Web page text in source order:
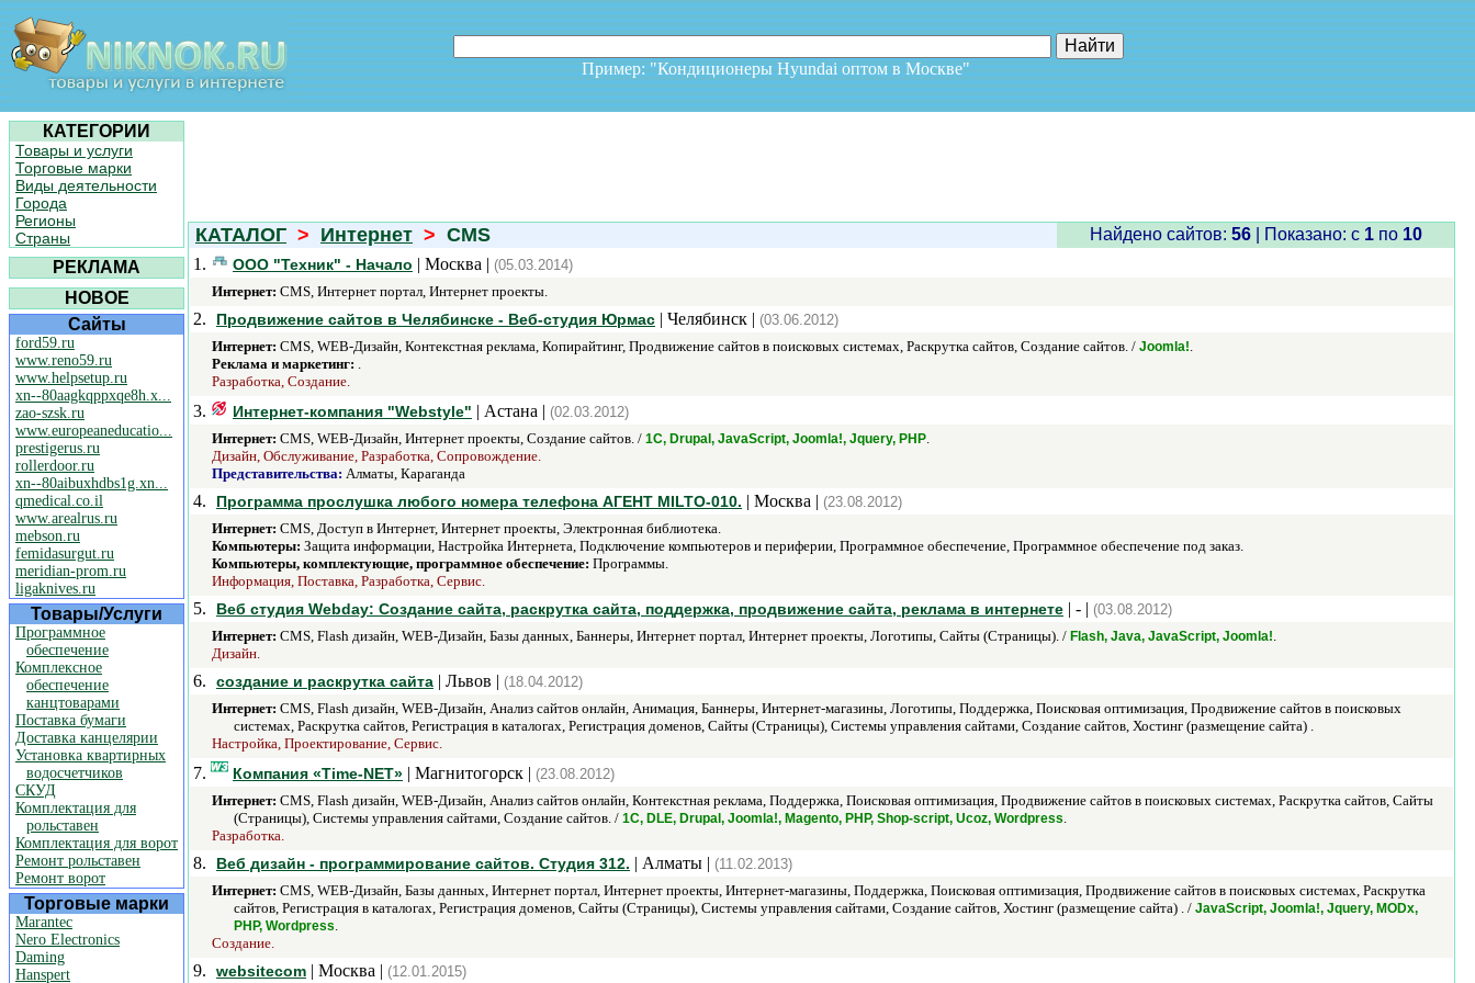
Пример: "Кондиционеры Hyundai оптом в Москве"
КАТЕГОРИИ
Товары и услуги
Торговые марки
Виды деятельности
Города
Регионы
Страны
РЕКЛАМА
НОВОЕ
Сайты
ford59.ru
www.reno59.ru
www.helpsetup.ru
xn--80aagkqppxqe8h.x...
zao-szsk.ru
www.europeaneducatio...
prestigerus.ru
rollerdoor.ru
xn--80aibuxhdbs1g.xn...
qmedical.co.il
www.arealrus.ru
mebson.ru
femidasurgut.ru
meridian-prom.ru
ligaknives.ru
Товары/Услуги
Программное
обеспечение
Комплексное
обеспечение
канцтоварами
Поставка бумаги
Доставка канцелярии
Установка квартирных
водосчетчиков
СКУД
Комплектация для
рольставен
Комплектация для ворот
Ремонт рольставен
Ремонт ворот
Торговые марки
Marantec
Nero Electronics
Daming
Hanspert
КАТАЛОГ > Интернет > CMS Найдено сайтов: 56| Показано: c 1по 10
1.
ООО "Техник" - Начало | Москва | (05.03.2014)
Интернет: CMS, Интернет портал, Интернет проекты.
2. Продвижение сайтов в Челябинске - Веб-студия Юрмас | Челябинск | (03.06.2012)
Интернет: CMS, WEB-Дизайн, Контекстная реклама, Копирайтинг, Продвижение сайтов в поисковых системах, Раскрутка сайтов, Создание сайтов. / Joomla!.
Реклама и маркетинг: .
Разработка, Создание.
3. Интернет-компания "Webstyle" | Астана | (02.03.2012)
Интернет: CMS, WEB-Дизайн, Интернет проекты, Создание сайтов. / 1С, Drupal, JavaScript, Joomla!, Jquery, PHP.
Дизайн, Обслуживание, Разработка, Сопровождение.
Представительства: Алматы, Караганда
4. Программа прослушка любого номера телефона АГЕНТ MILTO-010. | Москва | (23.08.2012)
Интернет: CMS, Доступ в Интернет, Интернет проекты, Электронная библиотека.
Компьютеры: Защита информации, Настройка Интернета, Подключение компьютеров и периферии, Программное обеспечение, Программное обеспечение под заказ.
Компьютеры, комплектующие, программное обеспечение: Программы.
Информация, Поставка, Разработка, Сервис.
5. Веб студия Webday: Создание сайта, раскрутка сайта, поддержка, продвижение сайта, реклама в интернете | - | (03.08.2012)
Интернет: CMS, Flash дизайн, WEB-Дизайн, Базы данных, Баннеры, Интернет портал, Интернет проекты, Логотипы, Сайты (Страницы). / Flash, Java, JavaScript, Joomla!.
Дизайн.
6. создание и раскрутка сайта | Львов | (18.04.2012)
Интернет: CMS, Flash дизайн, WEB-Дизайн, Анализ сайтов онлайн, Анимация, Баннеры, Интернет-магазины, Логотипы, Поддержка, Поисковая оптимизация, Продвижение сайтов в поисковых
системах, Раскрутка сайтов, Регистрация в каталогах, Регистрация доменов, Сайты (Страницы), Системы управления сайтами, Создание сайтов, Хостинг (размещение сайта) .
Настройка, Проектирование, Сервис.
7. Компания «Time-NET» | Магнитогорск | (23.08.2012)
Интернет: CMS, Flash дизайн, WEB-Дизайн, Анализ сайтов онлайн, Контекстная реклама, Поддержка, Поисковая оптимизация, Продвижение сайтов в поисковых системах, Раскрутка сайтов, Сайты
(Страницы), Системы управления сайтами, Создание сайтов. / 1С, DLE, Drupal, Joomla!, Magento, PHP, Shop-script, Ucoz, Wordpress.
Разработка.
8. Веб дизайн - программирование сайтов. Студия 312. | Алматы | (11.02.2013)
Интернет: CMS, WEB-Дизайн, Базы данных, Интернет портал, Интернет проекты, Интернет-магазины, Поддержка, Поисковая оптимизация, Продвижение сайтов в поисковых системах, Раскрутка
сайтов, Регистрация в каталогах, Регистрация доменов, Сайты (Страницы), Системы управления сайтами, Создание сайтов, Хостинг (размещение сайта) . / JavaScript, Joomla!, Jquery, MODx,
PHP, Wordpress.
Создание.
9. websitecom | Москва | (12.01.2015)